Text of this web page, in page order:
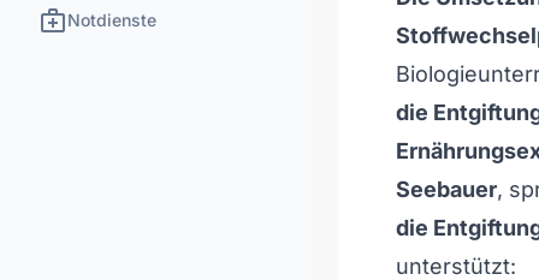
medical_servicesNotdienste
die
Seebauer,
die
unterstützt: